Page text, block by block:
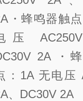
・蜂鸣器触
压
2A ・
：1A 无电压
、DC30V 2A